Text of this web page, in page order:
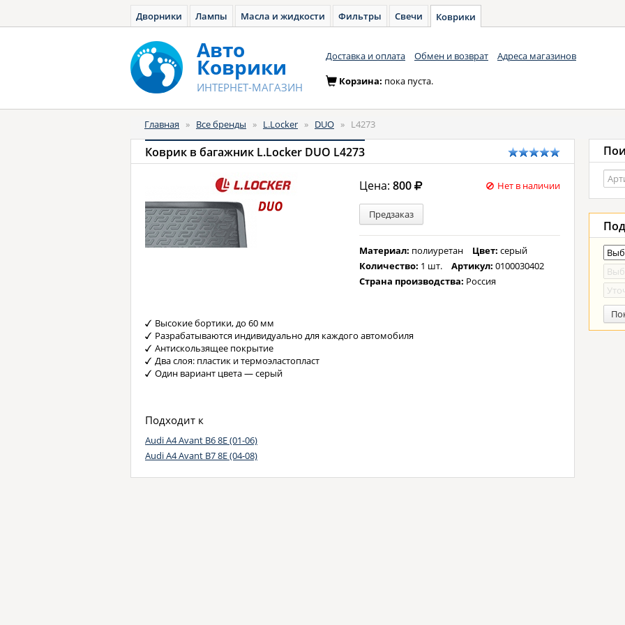
Дворники Лампы Масла и жидкости Фильтры Свечи Коврики
Авто
Коврики
ИНТЕРНЕТ-МАГАЗИН
Доставка и оплата Обмен и возврат Адреса магазинов
Корзина: пока пуста.
Главная » Все бренды » L.Locker » DUO » L4273
Коврик в багажник L.Locker DUO L4273
Цена:800 Нет в наличии
Предзаказ
Материал: полиуретан Цвет:серый
Количество: 1 шт. Артикул:0100030402
Страна производства: Россия
Высокие бортики, до 60 мм
Разрабатываются индивидуально для каждого автомобиля
Антискользящее покрытие
Два слоя: пластик и термоэластопласт
Один вариант цвета — серый
Подходит к
Audi A4 Avant B6 8Е (01-06)
Audi A4 Avant B7 8E (04-08)